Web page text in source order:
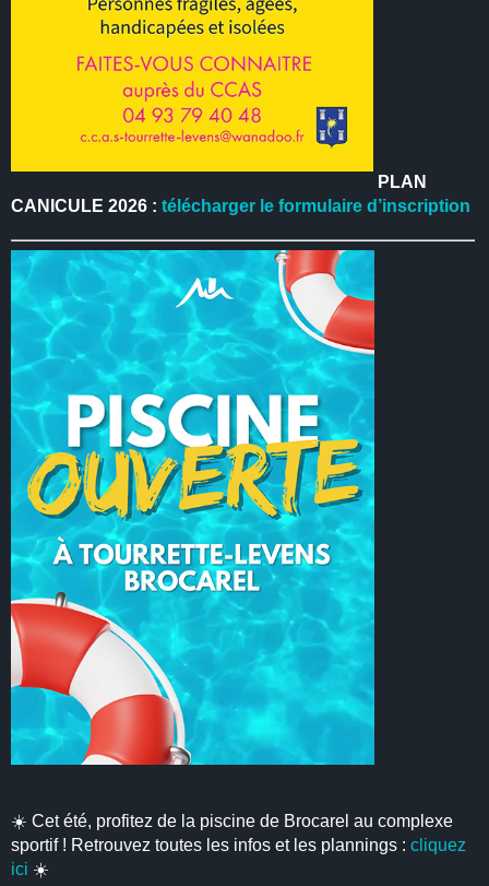
PLAN
CANICULE 2026 :télécharger le formulaire d’inscription
☀️ Cet été, profitez de la piscine de Brocarel au complexe
sportif ! Retrouvez toutes les infos et les plannings :cliquez
ici ☀️